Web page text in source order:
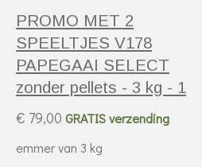
PROMO MET 2
SPEELTJES V178
PAPEGAAI SELECT
zonder pellets - 3 kg - 1
€ 79,00 GRATIS verzending
emmer van 3 kg